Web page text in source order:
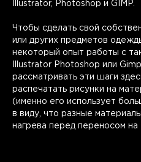
Illustrator, Photoshop и GIMP.
Чтобы сделать свой
или других предметов
некоторый опыт работы с
Illustrator Photoshop или
рассматривать эти шаги
распечатать рисунки на
(именно его использует
в виду, что разные
нагрева перед переносом на